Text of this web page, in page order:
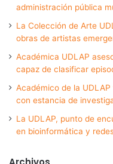
administración pública
La Colección de Arte
obras de artistas
Académica UDLAP
capaz de clasificar
Académico de la
con estancia de
La UDLAP, punto de
en bioinformática y